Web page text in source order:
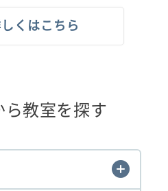
くはこちら
ら教室を探す